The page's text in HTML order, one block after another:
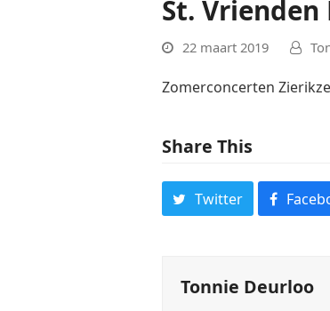
St.
22 maart 2019
Zomerconcerten
Share This
Twitter
Tonnie Deurloo